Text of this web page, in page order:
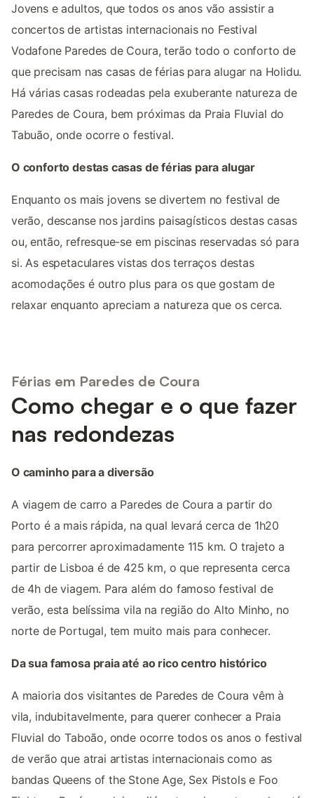
Jovens e adultos, que todos os anos vão assistir a
concertos de artistas internacionais no Festival
Vodafone Paredes de Coura, terão todo o conforto de
que precisam nas casas de férias para alugar na Holidu.
Há várias casas rodeadas pela exuberante natureza de
Paredes de Coura, bem próximas da Praia Fluvial do
Tabuão, onde ocorre o festival.
O conforto destas casas de férias para alugar
Enquanto os mais jovens se divertem no festival de
verão, descanse nos jardins paisagísticos destas casas
ou, então, refresque-se em piscinas reservadas só para
si. As espetaculares vistas dos terraços destas
acomodações é outro plus para os que gostam de
relaxar enquanto apreciam a natureza que os cerca.
Férias em Paredes de Coura
Como chegar e o que fazer
nas redondezas
O caminho para a diversão
A viagem de carro a Paredes de Coura a partir do
Porto é a mais rápida, na qual levará cerca de 1h20
para percorrer aproximadamente 115 km. O trajeto a
partir de Lisboa é de 425 km, o que representa cerca
de 4h de viagem. Para além do famoso festival de
verão, esta belíssima vila na região do Alto Minho, no
norte de Portugal, tem muito mais para conhecer.
Da sua famosa praia até ao rico centro histórico
A maioria dos visitantes de Paredes de Coura vêm à
vila, indubitavelmente, para querer conhecer a Praia
Fluvial do Taboão, onde ocorre todos os anos o festival
de verão que atrai artistas internacionais como as
bandas Queens of the Stone Age, Sex Pistols e Foo